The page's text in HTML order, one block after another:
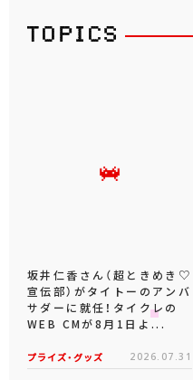
坂井仁香さん（超ときめき♡
宣伝部）がタイトーのアンバ
サダーに就任！タイクレの
WEB CMが8月1日よ...
プライズ・グッズ 2026.07.31